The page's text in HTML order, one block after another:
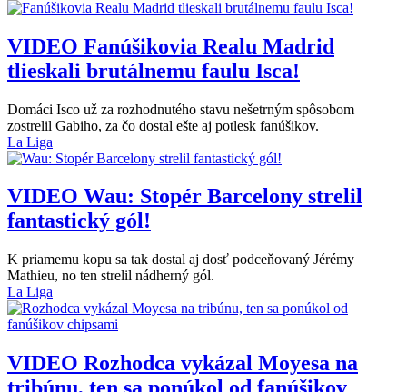
VIDEO Fanúšikovia Realu Madrid
tlieskali brutálnemu faulu Isca!
Domáci Isco už za rozhodnutého stavu nešetrným spôsobom
zostrelil Gabiho, za čo dostal ešte aj potlesk fanúšikov.
La Liga
VIDEO Wau: Stopér Barcelony strelil
fantastický gól!
K priamemu kopu sa tak dostal aj dosť podceňovaný Jérémy
Mathieu, no ten strelil nádherný gól.
La Liga
VIDEO Rozhodca vykázal Moyesa na